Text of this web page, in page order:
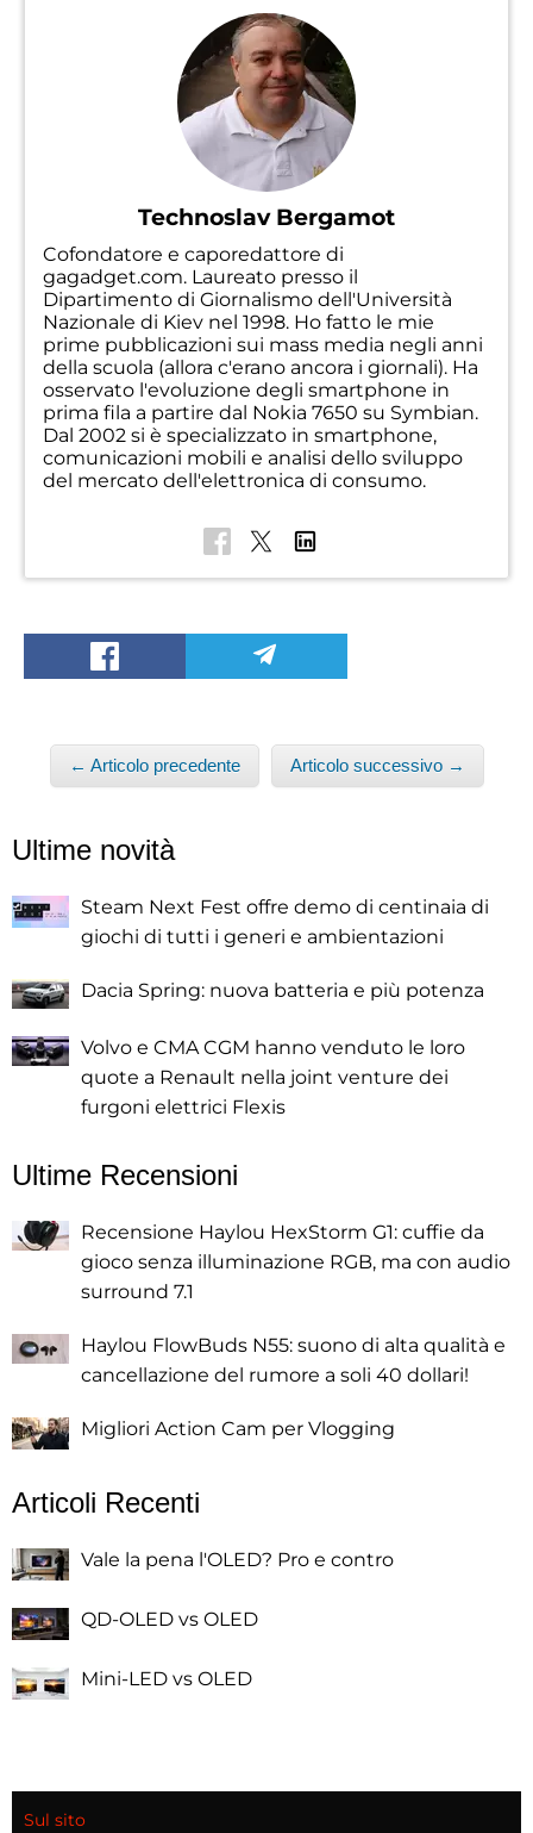
Technoslav Bergamot
Cofondatore e caporedattore di
gagadget.com. Laureato presso il
Dipartimento di Giornalismo dell'Università
Nazionale di Kiev nel 1998. Ho fatto le mie
prime pubblicazioni sui mass media negli anni
della scuola (allora c'erano ancora i giornali). Ha
osservato l'evoluzione degli smartphone in
prima fila a partire dal Nokia 7650 su Symbian.
Dal 2002 si è specializzato in smartphone,
comunicazioni mobili e analisi dello sviluppo
del mercato dell'elettronica di consumo.
← Articolo precedente Articolo successivo →
Ultime novità
Steam Next Fest offre demo di centinaia di
giochi di tutti i generi e ambientazioni
Dacia Spring: nuova batteria e più potenza
Volvo e CMA CGM hanno venduto le loro
quote a Renault nella joint venture dei
furgoni elettrici Flexis
Ultime Recensioni
Recensione Haylou HexStorm G1: cuffie da
gioco senza illuminazione RGB, ma con audio
surround 7.1
Haylou FlowBuds N55: suono di alta qualità e
cancellazione del rumore a soli 40 dollari!
Migliori Action Cam per Vlogging
Articoli Recenti
Vale la pena l'OLED? Pro e contro
QD-OLED vs OLED
Mini-LED vs OLED
Sul sito